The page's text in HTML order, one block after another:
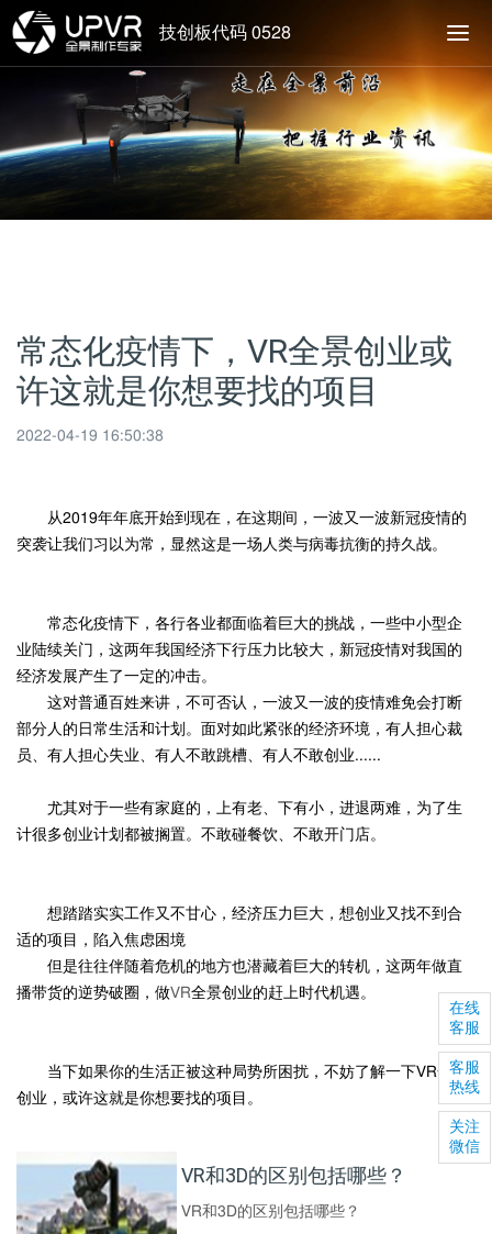
技创板代码 0528
常态化疫情下，VR全景创业或
许这就是你想要找的项目
2022-04-19 16:50:38
从2019年年底开始到现在，在这期间，一波又一波新冠疫情的
突袭让我们习以为常，显然这是一场人类与病毒抗衡的持久战。
常态化疫情下，各行各业都面临着巨大的挑战，一些中小型企
业陆续关门，这两年我国经济下行压力比较大，新冠疫情对我国的
经济发展产生了一定的冲击。
这对普通百姓来讲，不可否认，一波又一波的疫情难免会打断
部分人的日常生活和计划。面对如此紧张的经济环境，有人担心裁
员、有人担心失业、有人不敢跳槽、有人不敢创业......
尤其对于一些有家庭的，上有老、下有小，进退两难，为了生
计很多创业计划都被搁置。不敢碰餐饮、不敢开门店。
想踏踏实实工作又不甘心，经济压力巨大，想创业又找不到合
适的项目，陷入焦虑困境
但是往往伴随着危机的地方也潜藏着巨大的转机，这两年做直
播带货的逆势破圈，做VR全景创业的赶上时代机遇。
当下如果你的生活正被这种局势所困扰，不妨了解一下VR全景
创业，或许这就是你想要找的项目。
VR和3D的区别包括哪些？
VR和3D的区别包括哪些？
在线
客服
客服
热线
关注
微信